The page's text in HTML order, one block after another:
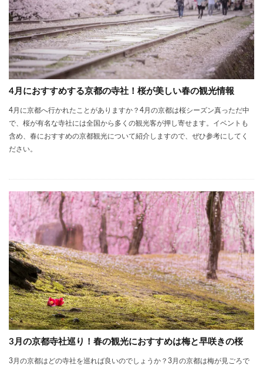
4月におすすめする京都の寺社！桜が美しい春の観光情報
4月に京都へ行かれたことがありますか？4月の京都は桜シーズン真っただ中
で、桜が有名な寺社には全国から多くの観光客が押し寄せます。イベントも
含め、春におすすめの京都観光について紹介しますので、ぜひ参考にしてく
ださい。
3月の京都寺社巡り！春の観光におすすめは梅と早咲きの桜
3月の京都はどの寺社を巡れば良いのでしょうか？3月の京都は梅が見ごろで